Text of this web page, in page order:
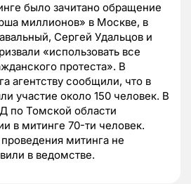
было зачитано обращение
миллионов» в Москве, в
Сергей Удальцов и
«использовать все
протеста». В
агентству сообщили, что в
участие около 150 человек. В
по Томской области
в митинге 70-ти человек.
митинга не
в ведомстве.